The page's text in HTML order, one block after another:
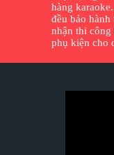
hàng
đều bảo
nhận thi công
phụ kiện cho